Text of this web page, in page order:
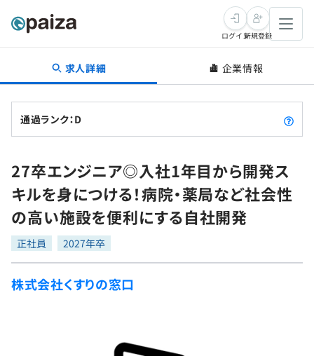
転職・キャリア
転職成功ガイド
転職エージェント
インタビュー
転職成功ガイド
新卒就活
求人検索
本選考
インターン
新卒エージェント
学習
問題集
4択課題
プログラミング言語
ゲーム・マンガ
ログイン新規登録
求人詳細 企業情報
通過ランク：D
27卒エンジニア◎入社1年目から開発ス
キルを身につける！病院・薬局など社会性
の高い施設を便利にする自社開発
正社員 2027年卒
株式会社くすりの窓口